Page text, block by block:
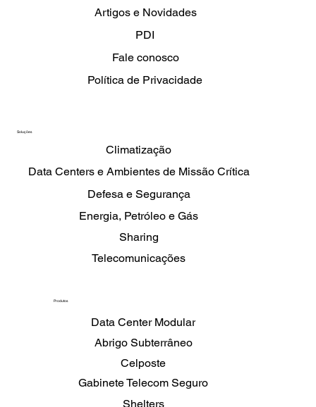
Produtos
Abrigo Subterrâneo
Celposte
Data Center Modular
Gabinete Telecom Seguro
Shelters
Soluções
Telecomunicações
Data Centers e Ambientes de Missão Crítica
Defesa e Segurança
Climatização
Energia, Petróleo e Gás
Sharing
Artigos e Novidades
PDI
Fale conosco
Política de Privacidade